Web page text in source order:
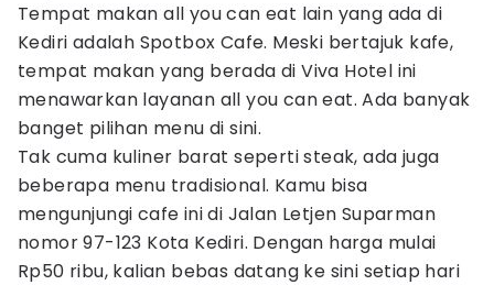
Tempat makan all you can eat lain yang ada di
Kediri adalah Spotbox Cafe. Meski bertajuk kafe,
tempat makan yang berada di Viva Hotel ini
menawarkan layanan all you can eat. Ada banyak
banget pilihan menu di sini.
Tak cuma kuliner barat seperti steak, ada juga
beberapa menu tradisional. Kamu bisa
mengunjungi cafe ini di Jalan Letjen Suparman
nomor 97-123 Kota Kediri. Dengan harga mulai
Rp50 ribu, kalian bebas datang ke sini setiap hari